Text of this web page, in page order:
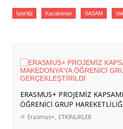
İRAN BASININDA
ERASMUS+ PROJEMİZ
MAKEDONYA’YA
HAREKETLİLİĞİ
Ağustos 2026
SASAM’DAN GÖÇ
YARDIMCISINA ZİYARET
İşbirliği Kazakistan SASAM
ERASMUS+ PROJEMİZ
ÖĞRENİCİ GRUP
Erasmus+ ETKİNLİKLER